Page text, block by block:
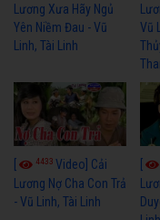
Lương Xưa Hãy Ngủ
Yên Niềm Đau - Vũ
Linh, Tài Linh
Vũ
4433 Video] Cải
Lương Nợ Cha Con Trả
- Vũ Linh, Tài Linh